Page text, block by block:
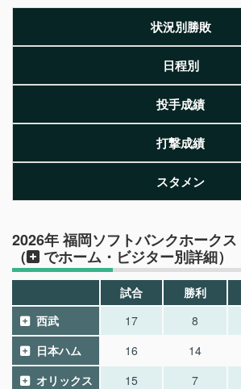
状況別勝敗
日程別
投手成績
打撃成績
スタメン
2026年 福岡ソフトバンクホーク
（
でホーム・ビジター別詳細）
試合 勝利
西武
17 8
日本ハム
16 14
オリックス
15 7